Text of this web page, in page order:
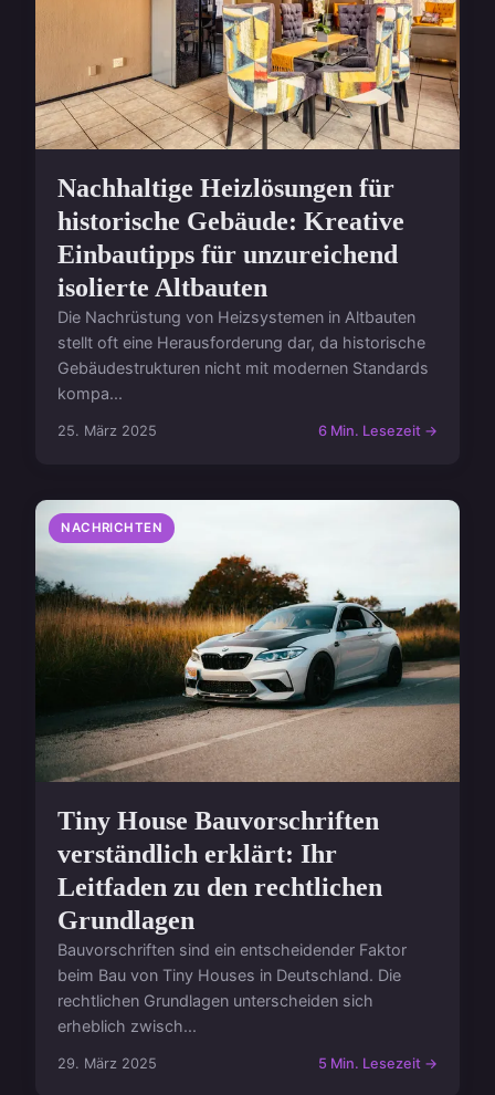
Nachhaltige Heizlösungen für
historische Gebäude: Kreative
Einbautipps für unzureichend
isolierte Altbauten
Die Nachrüstung von Heizsystemen in Altbauten
stellt oft eine Herausforderung dar, da historische
Gebäudestrukturen nicht mit modernen Standards
kompa...
25. März 2025 6 Min. Lesezeit →
NACHRICHTEN
Tiny House Bauvorschriften
verständlich erklärt: Ihr
Leitfaden zu den rechtlichen
Grundlagen
Bauvorschriften sind ein entscheidender Faktor
beim Bau von Tiny Houses in Deutschland. Die
rechtlichen Grundlagen unterscheiden sich
erheblich zwisch...
29. März 2025 5 Min. Lesezeit →